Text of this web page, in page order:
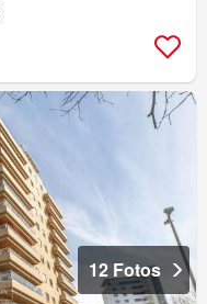
12 Fotos